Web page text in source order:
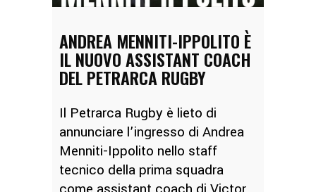
ANDREA MENNITI-IPPOLITO È
IL NUOVO ASSISTANT COACH
DEL PETRARCA RUGBY
Il Petrarca Rugby è lieto di
annunciare l’ingresso di Andrea
Menniti-Ippolito nello staff
tecnico della prima squadra